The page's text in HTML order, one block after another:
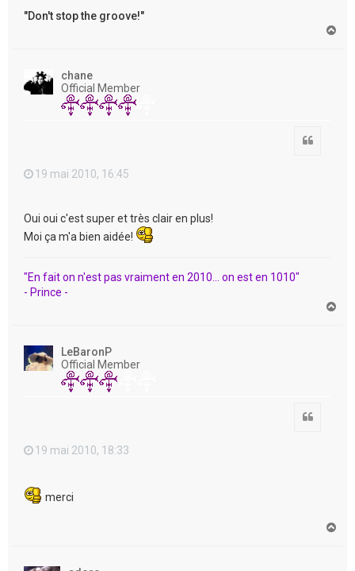
"Don't stop the groove!"
chane
Official Member
19 mai 2010, 16:45
Oui oui c'est super et très clair en plus!
Moi ça m'a bien aidée!
"En fait on n'est pas vraiment en 2010... on est en 1010"
- Prince -
LeBaronP
Official Member
19 mai 2010, 18:33
merci